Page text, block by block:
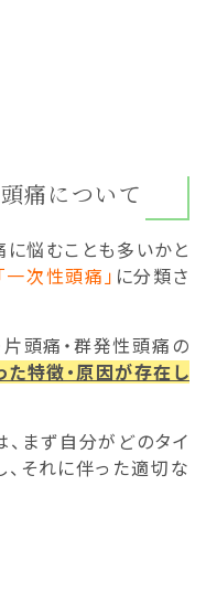
痛について
悩むことも多いかと
「一次性頭痛」 に分類さ
片頭痛・群発性頭痛の
た特徴・原因が存在し
まず自分がどのタイ
それに伴った適切な